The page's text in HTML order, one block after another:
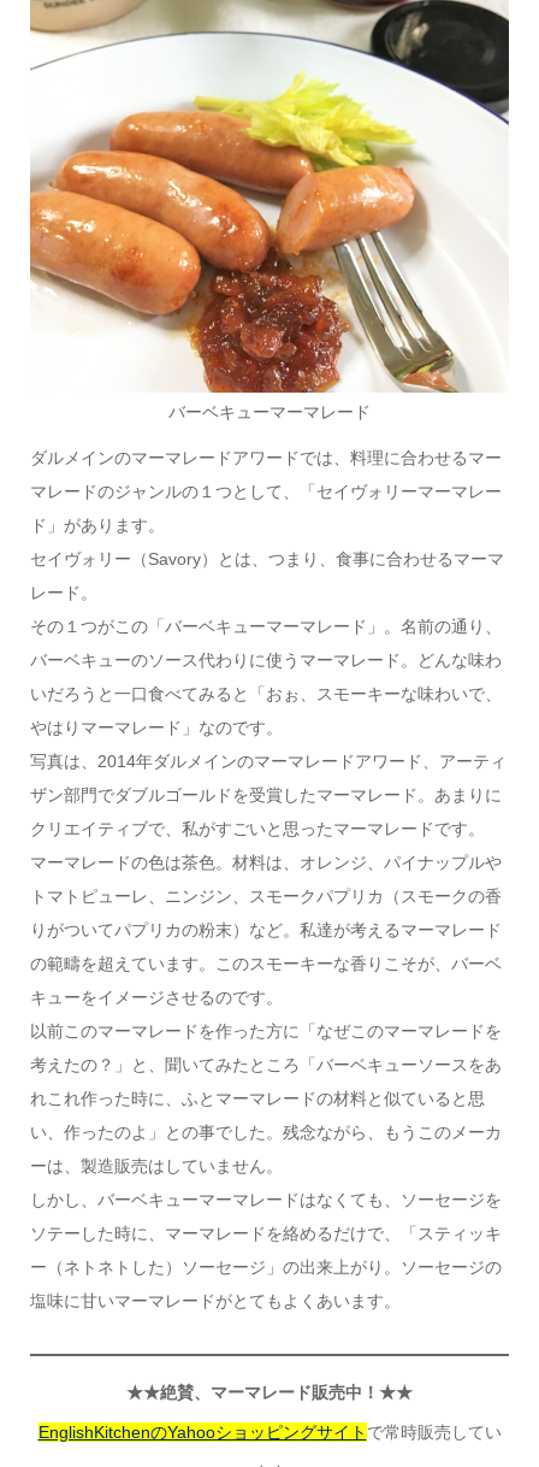
バーベキューマーマレード
ダルメインのマーマレードアワードでは、料理に合わせるマー
マレードのジャンルの１つとして、「セイヴォリーマーマレー
ド」があります。
セイヴォリー（Savory）とは、つまり、食事に合わせるマーマ
レード。
その１つがこの「バーベキューマーマレード」。名前の通り、
バーベキューのソース代わりに使うマーマレード。どんな味わ
いだろうと一口食べてみると「おぉ、スモーキーな味わいで、
やはりマーマレード」なのです。
写真は、2014年ダルメインのマーマレードアワード、アーティ
ザン部門でダブルゴールドを受賞したマーマレード。あまりに
クリエイティブで、私がすごいと思ったマーマレードです。
マーマレードの色は茶色。材料は、オレンジ、パイナップルや
トマトピューレ、ニンジン、スモークパプリカ（スモークの香
りがついてパプリカの粉末）など。私達が考えるマーマレード
の範疇を超えています。このスモーキーな香りこそが、バーベ
キューをイメージさせるのです。
以前このマーマレードを作った方に「なぜこのマーマレードを
考えたの？」と、聞いてみたところ「バーベキューソースをあ
れこれ作った時に、ふとマーマレードの材料と似ていると思
い、作ったのよ」との事でした。残念ながら、もうこのメーカ
ーは、製造販売はしていません。
しかし、バーベキューマーマレードはなくても、ソーセージを
ソテーした時に、マーマレードを絡めるだけで、「スティッキ
ー（ネトネトした）ソーセージ」の出来上がり。ソーセージの
塩味に甘いマーマレードがとてもよくあいます。
★★絶賛、マーマレード販売中！★★
EnglishKitchenのYahooショッピングサイト で常時販売してい